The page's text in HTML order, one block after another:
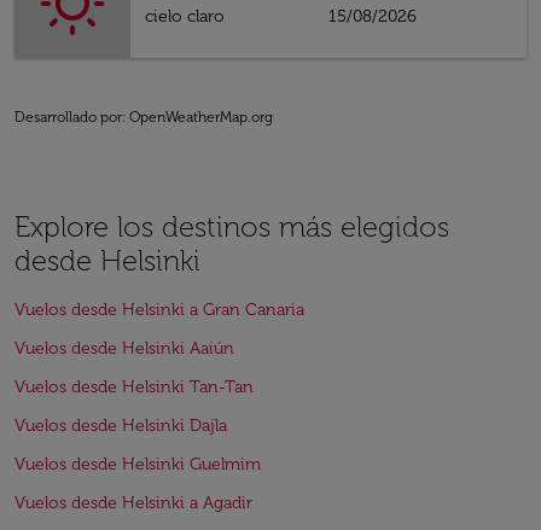
cielo claro
15/08/2026
Desarrollado por: OpenWeatherMap.org
Explore los destinos más elegidos
desde Helsinki
Vuelos desde Helsinki a Gran Canaria
Vuelos desde Helsinki Aaiún
Vuelos desde Helsinki Tan-Tan
Vuelos desde Helsinki Dajla
Vuelos desde Helsinki Guelmim
Vuelos desde Helsinki a Agadir